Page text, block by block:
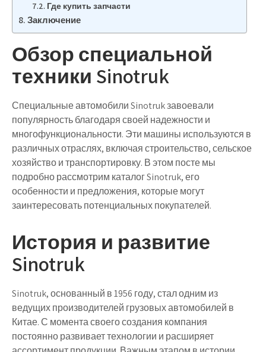
Где купить запчасти
Заключение
Обзор специальной
техники Sinotruk
Специальные автомобили Sinotruk завоевали
популярность благодаря своей надежности и
многофункциональности. Эти машины используются в
различных отраслях, включая строительство, сельское
хозяйство и транспортировку. В этом посте мы
подробно рассмотрим каталог Sinotruk, его
особенности и предложения, которые могут
заинтересовать потенциальных покупателей.
История и развитие
Sinotruk
Sinotruk, основанный в 1956 году, стал одним из
ведущих производителей грузовых автомобилей в
Китае. С момента своего создания компания
постоянно развивает технологии и расширяет